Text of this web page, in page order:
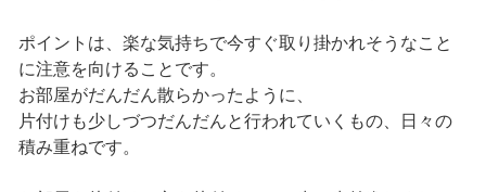
ポイントは、楽な気持ちで今すぐ取り掛かれそうなこと
に注意を向けることです。
お部屋がだんだん散らかったように、
片付けも少しづつだんだんと行われていくもの、日々の
積み重ねです。